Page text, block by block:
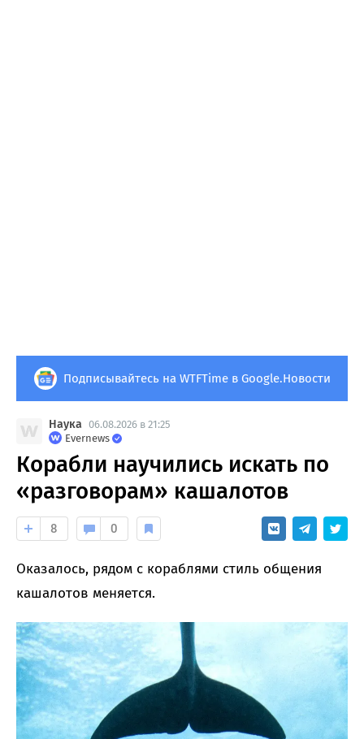
Подписывайтесь на WTFTime в Google.Новости
Наука 06.08.2026 в 21:25
Evernews
Корабли научились искать по
«разговорам» кашалотов
8 0
Оказалось, рядом с кораблями стиль общения
кашалотов меняется.